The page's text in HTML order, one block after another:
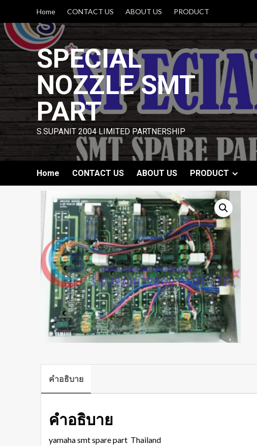
content
Home CONTACT US ABOUT US PRODUCT
SPECIAL
NOZZLE SMT
PART
S.SUPANIT 2004 LIMITED PARTNERSHIP
Home CONTACT US ABOUT US PRODUCT
คำอธิบาย
คำอธิบาย
yamaha smt spare part Thailand